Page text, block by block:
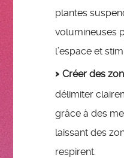
plantes
volumineuses
l’espace et
Créer des
délimiter
grâce à des
laissant des
respirent.